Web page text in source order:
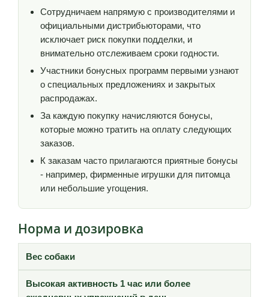
Сотрудничаем напрямую с производителями и
официальными дистрибьюторами, что
исключает риск покупки подделки, и
внимательно отслеживаем сроки годности.
Участники бонусных программ первыми узнают
о специальных предложениях и закрытых
распродажах.
За каждую покупку начисляются бонусы,
которые можно тратить на оплату следующих
заказов.
К заказам часто прилагаются приятные бонусы
- например, фирменные игрушки для питомца
или небольшие угощения.
Норма и дозировка
Вес собаки
Высокая активность 1 час или более